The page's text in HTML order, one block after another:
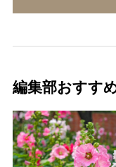
編集部おすす